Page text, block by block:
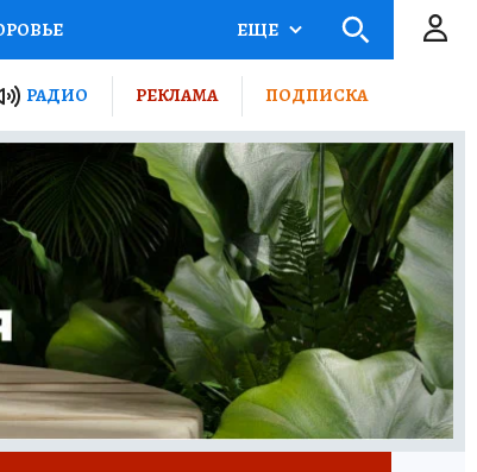
ПУТЕВОДИТЕЛЬ
ТУРИЗМ
ВСЕ О КП
ЕЩЕ
РАДИО РЕКЛАМА ПОДПИСКА